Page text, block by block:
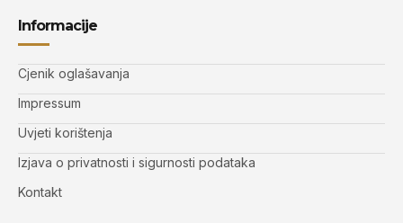
Informacije
Cjenik oglašavanja
Impressum
Uvjeti korištenja
Izjava o privatnosti i sigurnosti podataka
Kontakt